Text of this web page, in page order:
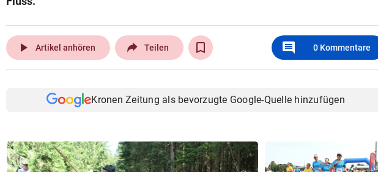
play_arrow Artikel anhören Teilen comment 0 Kommentare
Kronen Zeitung als bevorzugte Google-Quelle hinzufügen